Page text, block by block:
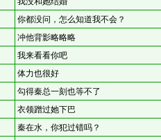
你都没问，怎么知道我不会？
冲他背影略略略
我来看看你吧
体力也很好
勾得秦总一刻也等不了
衣领蹭过她下巴
秦在水，你犯过错吗？